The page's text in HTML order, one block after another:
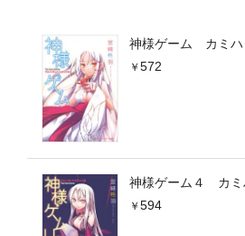
神様ゲーム カミハ
572
神様ゲーム４ カミ
594